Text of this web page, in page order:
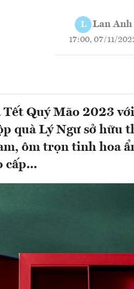
L Lan Anh
17:00, 07/11/
Quý Mão 2023
quà Lý Ngư sở hữu
ôm trọn tinh hoa
cấp...